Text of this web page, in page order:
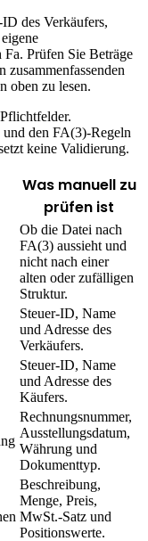
des Verkäufers,
Prüfen Sie Beträge
zusammenfassenden
oben zu lesen.
den FA(3)-Regeln
keine Validierung.
Was manuell zu
prüfen ist
Ob die Datei nach
FA(3) aussieht und
nicht nach einer
alten oder zufälligen
Struktur.
Steuer-ID, Name
und Adresse des
Verkäufers.
Steuer-ID, Name
und Adresse des
Käufers.
Rechnungsnummer,
Ausstellungsdatum,
Währung und
Dokumenttyp.
Beschreibung,
Menge, Preis,
MwSt.-Satz und
Positionswerte.